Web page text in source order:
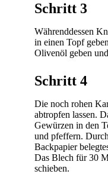
Schritt 3
Währenddessen
in einen Topf
Olivenöl geben
Schritt 4
Die noch rohen
abtropfen lassen.
Gewürzen in den
und pfeffern.
Backpapier
Das Blech für 30
schieben.